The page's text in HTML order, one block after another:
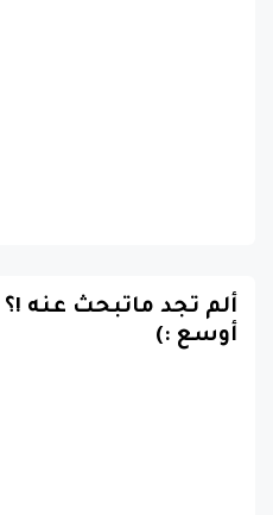
ألم تجد ماتبحث عنه
أوسع :)